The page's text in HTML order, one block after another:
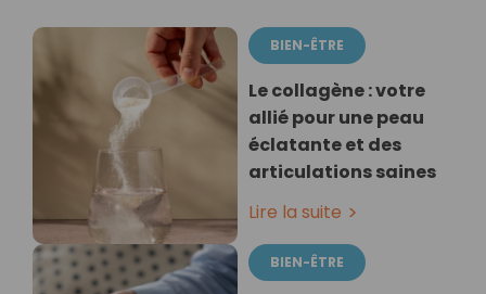
BIEN-ÊTRE
Le collagène : votre
allié pour une peau
éclatante et des
articulations saines
Lire la suite
BIEN-ÊTRE